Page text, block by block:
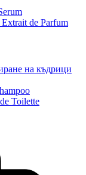
de Parfum
на къдрици
Toilette